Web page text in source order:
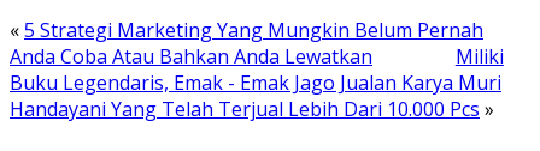
«5 Strategi Marketing Yang Mungkin Belum Pernah
Anda Coba Atau Bahkan Anda Lewatkan
Miliki
Buku Legendaris, Emak - Emak Jago Jualan Karya Muri
Handayani Yang Telah Terjual Lebih Dari 10.000 Pcs »